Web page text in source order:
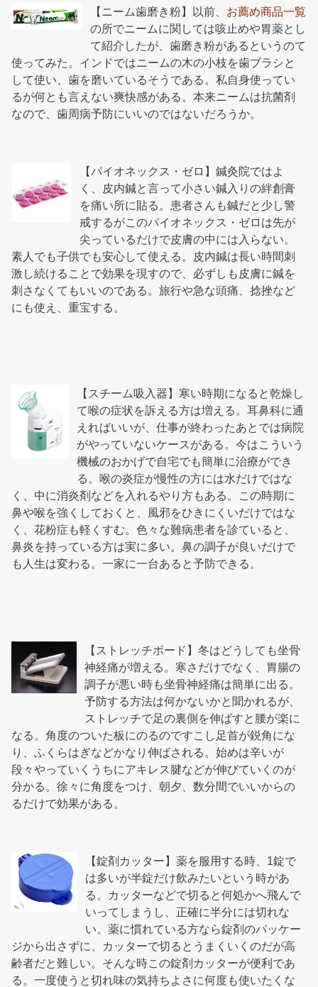
【ニーム歯磨き粉】以前、 お薦め商品一覧
の所でニームに関しては咳止めや胃薬とし
て紹介したが、歯磨き粉があるというのて
使ってみた。インドではニームの木の小枝を歯ブラシと
して使い、歯を磨いているそうである。私自身使ってい
るが何とも言えない爽快感がある。本来ニームは抗菌剤
なので、歯周病予防にいいのではないだろうか。
【パイオネックス・ゼロ】鍼灸院ではよ
く、皮内鍼と言って小さい鍼入りの絆創膏
を痛い所に貼る。患者さんも鍼だと少し警
戒するがこのパイオネックス・ゼロは先が
尖っているだけで皮膚の中には入らない。
素人でも子供でも安心して使える。皮内鍼は長い時間刺
激し続けることで効果を現すので、必ずしも皮膚に鍼を
刺さなくてもいいのである。旅行や急な頭痛、捻挫など
にも使え、重宝する。
【スチーム吸入器】寒い時期になると乾燥し
て喉の症状を訴える方は増える。耳鼻科に通
えればいいが、仕事が終わったあとでは病院
がやっていないケースがある。今はこういう
機械のおかげで自宅でも簡単に治療ができ
る。喉の炎症が慢性の方には水だけではな
く、中に消炎剤などを入れるやり方もある。この時期に
鼻や喉を強くしておくと、風邪をひきにくいだけではな
く、花粉症も軽くすむ。色々な難病患者を診ていると、
鼻炎を持っている方は実に多い。鼻の調子が良いだけで
も人生は変わる。一家に一台あると予防できる。
【ストレッチボード】冬はどうしても坐骨
神経痛が増える。寒さだけでなく、胃腸の
調子が悪い時も坐骨神経痛は簡単に出る。
予防する方法は何かないかと聞かれるが、
ストレッチで足の裏側を伸ばすと腰が楽に
なる。角度のついた板にのるのですこし足首が鋭角にな
り、ふくらはぎなどかなり伸ばされる。始めは辛いが
段々やっていくうちにアキレス腱などが伸びていくのが
分かる。徐々に角度をつけ、朝夕、数分間でいいからの
るだけで効果がある。
【錠剤カッター】薬を服用する時、1錠で
は多いが半錠だけ飲みたいという時があ
る。カッターなどで切ると何処かへ飛んで
いってしまうし、正確に半分には切れな
い。薬に慣れている方なら錠剤のパッケー
ジから出さずに、カッターで切るとうまくいくのだが高
齢者だと難しい。そんな時この錠剤カッターが便利であ
る。一度使うと切れ味の気持ちよさに何度も使いたくな